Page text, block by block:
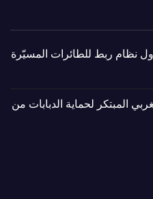
Skywire أول نظام ربط للطائرات المسيّرة
المبتكر لحماية الدبابات من